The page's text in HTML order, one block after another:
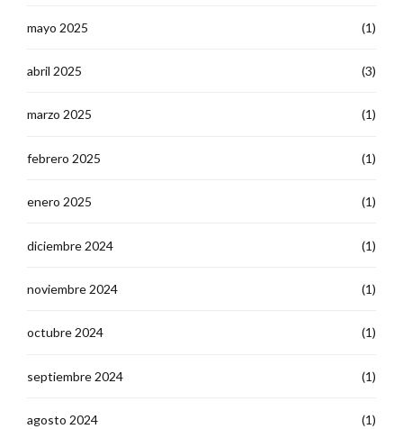
mayo 2025 (1)
abril 2025 (3)
marzo 2025 (1)
febrero 2025 (1)
enero 2025 (1)
diciembre 2024 (1)
noviembre 2024 (1)
octubre 2024 (1)
septiembre 2024 (1)
agosto 2024 (1)